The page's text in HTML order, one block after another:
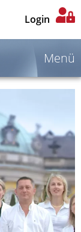
Login
Menü